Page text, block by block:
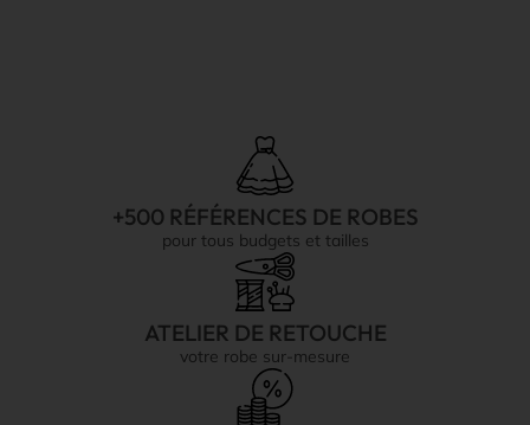
+500 RÉFÉRENCES DE ROBES
pour tous budgets et tailles
ATELIER DE RETOUCHE
votre robe sur-mesure